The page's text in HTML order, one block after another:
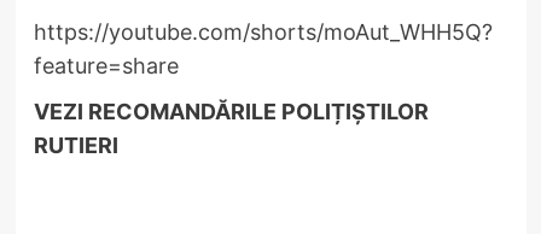
https://youtube.com/shorts/moAut_WHH5Q?
feature=share
VEZI RECOMANDĂRILE POLIȚIȘTILOR
RUTIERI